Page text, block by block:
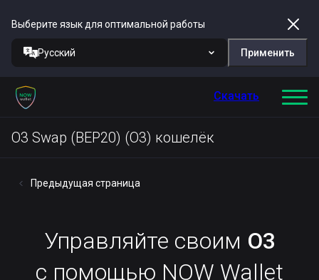
Выберите язык для оптимальной работы
Русский Применить
Скачать
O3 Swap (BEP20) (O3) кошелёк
Предыдущая страница
Управляйте своим O3
с помощью NOW Wallet